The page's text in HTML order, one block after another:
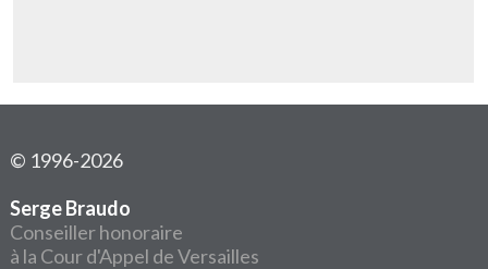
© 1996-2026
Serge Braudo
Conseiller honoraire
à la Cour d'Appel de Versailles